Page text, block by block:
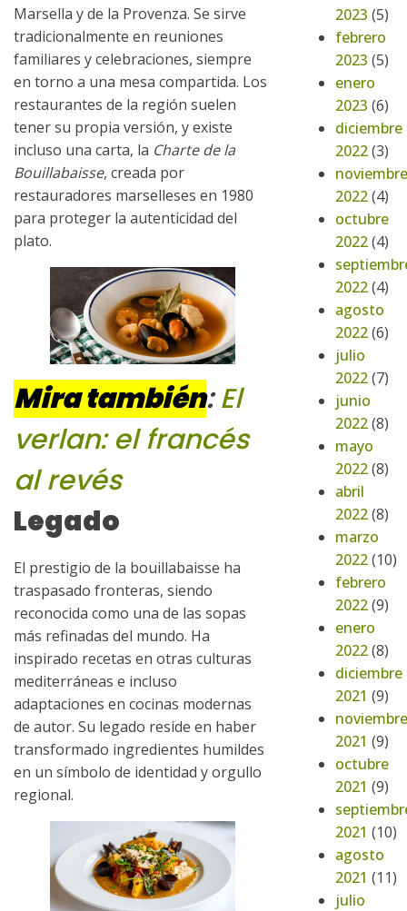
Marsella y de la Provenza. Se sirve
tradicionalmente en reuniones
familiares y celebraciones, siempre
en torno a una mesa compartida. Los
restaurantes de la región suelen
tener su propia versión, y existe
incluso una carta, la Charte de la
Bouillabaisse, creada por
restauradores marselleses en 1980
para proteger la autenticidad del
plato.
Mira también:El
verlan: el francés
al revés
Legado
El prestigio de la bouillabaisse ha
traspasado fronteras, siendo
reconocida como una de las sopas
más refinadas del mundo. Ha
inspirado recetas en otras culturas
mediterráneas e incluso
adaptaciones en cocinas modernas
de autor. Su legado reside en haber
transformado ingredientes humildes
en un símbolo de identidad y orgullo
regional.
2023 (5)
febrero
2023 (5)
enero
2023 (6)
diciembre
2022(3)
noviembre
2022(4)
octubre
2022(4)
2022(4)
agosto
2022(6)
julio
2022(7)
junio
2022(8)
mayo
2022(8)
abril
2022(8)
marzo
2022(10)
febrero
2022(9)
enero
2022(8)
diciembre
2021 (9)
noviembre
2021 (9)
octubre
2021 (9)
2021 (10)
agosto
2021 (11)
julio